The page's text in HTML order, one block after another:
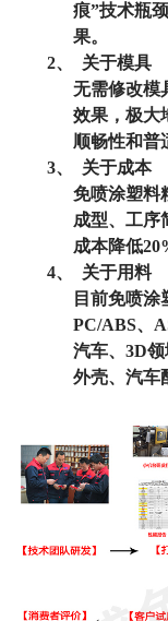
痕”技术瓶
果。
2、 关于模具
无需修改模
效果，极大
顺畅性和普
3、 关于成本
免喷涂塑料
成型、工序
成本降低
4、 关于用料
目前免喷涂
PC/ABS、
汽车、 3D领
外壳、汽车